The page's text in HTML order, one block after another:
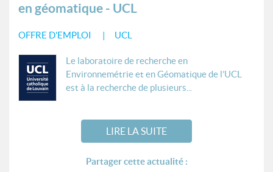
en géomatique - UCL
OFFRE D'EMPLOI UCL
Le laboratoire de recherche en
Environnemétrie et en Géomatique de l’UCL
est à la recherche de plusieurs...
LIRE LA SUITE
Partager cette actualité :